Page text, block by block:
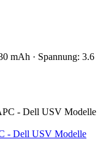
mAh · Spannung: 3.6
- Dell USV Modelle